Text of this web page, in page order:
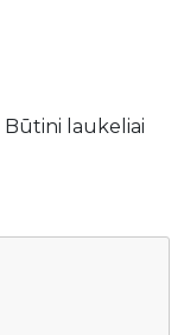
Būtini laukeliai